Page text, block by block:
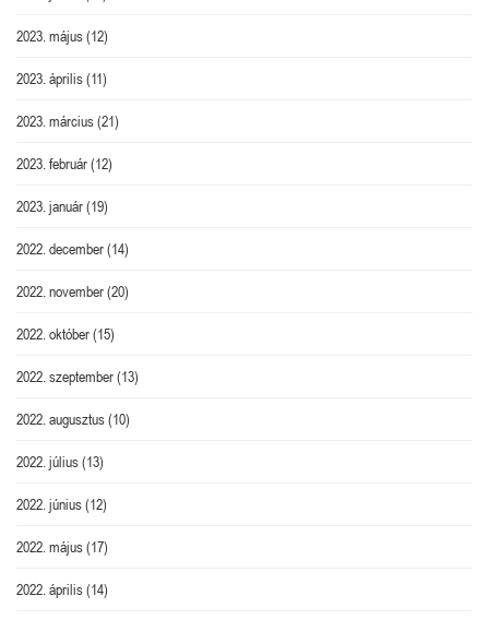
2023. május(12)
2023. április(11)
2023. március(21)
2023. február(12)
2023. január(19)
2022. december(14)
2022. november(20)
2022. október(15)
2022. szeptember(13)
2022. augusztus(10)
2022. július(13)
2022. június(12)
2022. május(17)
2022. április(14)